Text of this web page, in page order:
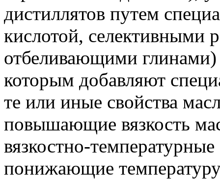
дистиллятов путем
кислотой, селективными
отбеливающими
которым добавляют
те или иные свойства
повышающие вязкость
вязкостно-
понижающие